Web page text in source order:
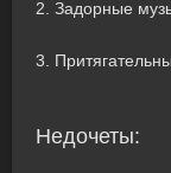
2. Задорные
3.
Недочеты: